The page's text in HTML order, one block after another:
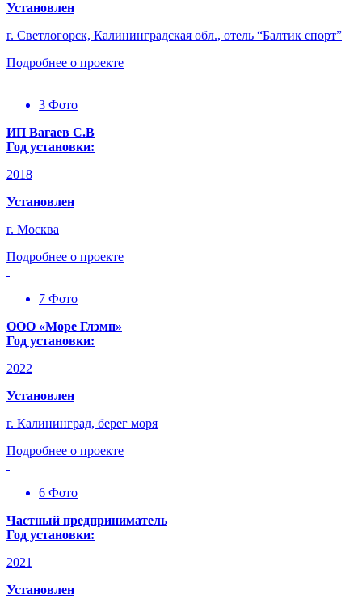
Установлен
г. Светлогорск, Калининградская обл., отель “Балтик спорт”
Подробнее о проекте
3 Фото
ИП Вагаев С.В
Год установки:
2018
Установлен
г. Москва
Подробнее о проекте
7 Фото
ООО «Море Глэмп»
Год установки:
2022
Установлен
г. Калининград, берег моря
Подробнее о проекте
6 Фото
Частный предприниматель
Год установки:
2021
Установлен